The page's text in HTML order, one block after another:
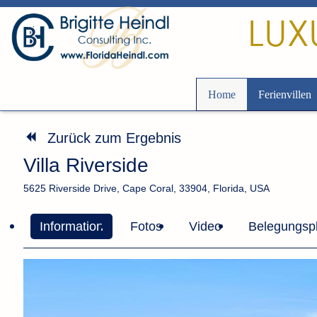
Home Ferienvillen
Zurück zum Ergebnis
Villa Riverside
5625 Riverside Drive, Cape Coral, 33904, Florida, USA
Information Fotos Video